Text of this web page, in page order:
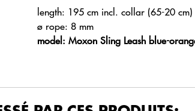
length: 195 cm incl. collar (65-20 cm)
ø rope: 8 mm
model: Moxon Sling Leash blue-